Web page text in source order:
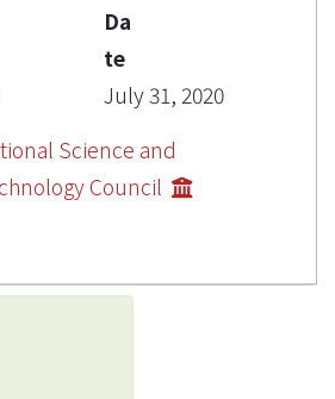
Da
te
July 31, 2020
Science and
Council